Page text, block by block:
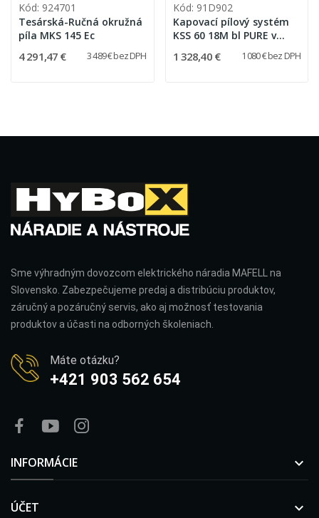
Kód: 924701
Tesárská-Ručná okružná
píla MKS 145 Ec
4 291,47 € 3 489 € bez DPH
Kód: 91D902
Kapovací pílový systém
KSS 60 18M bl PURE v
transportnom kufri
1 328,40 € 1 080 € bez DPH
Sme výhradným dovozcom elektrického náradia MAFELL na
Slovensko. Zabezpečujeme predaj a distribúciu produktov,
záručný a pozáručný servis, ako aj možnosť testovania
produktov a účasti na odborných školeniach.
Máte otázku?
+421 903 562 654
INFORMÁCIE 
ÚČET 